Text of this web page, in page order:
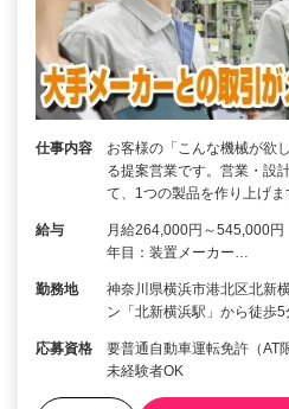
仕事内容
お客様の「こんな機械が欲
る提案営業です。営業・設
て、1つの製品を作り上げ
給与
月給264,000円～545,000
年目：装置メーカー…
勤務地
神奈川県横浜市港北区北新
ン「北新横浜駅」から徒歩5
応募資格
要普通自動車運転免許（AT
未経験者OK